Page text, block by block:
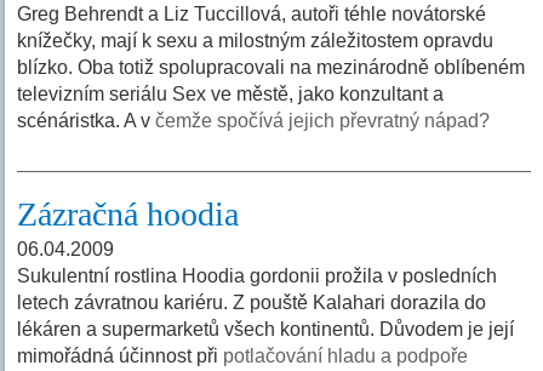
Greg Behrendt a Liz Tuccillová, autoři téhle novátorské
knížečky, mají k sexu a milostným záležitostem opravdu
blízko. Oba totiž spolupracovali na mezinárodně oblíbeném
televizním seriálu Sex ve městě, jako konzultant a
scénáristka. A včemže spočívá jejich převratný nápad?
Zázračná hoodia
06.04.2009
Sukulentní rostlina Hoodia gordonii prožila v posledních
letech závratnou kariéru. Z pouště Kalahari dorazila do
lékáren a supermarketů všech kontinentů. Důvodem je její
mimořádná účinnost při potlačování hladu a podpoře